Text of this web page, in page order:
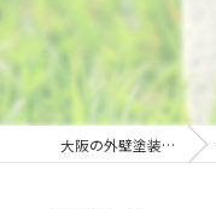
大阪の外壁塗装なら株式会社彩技建